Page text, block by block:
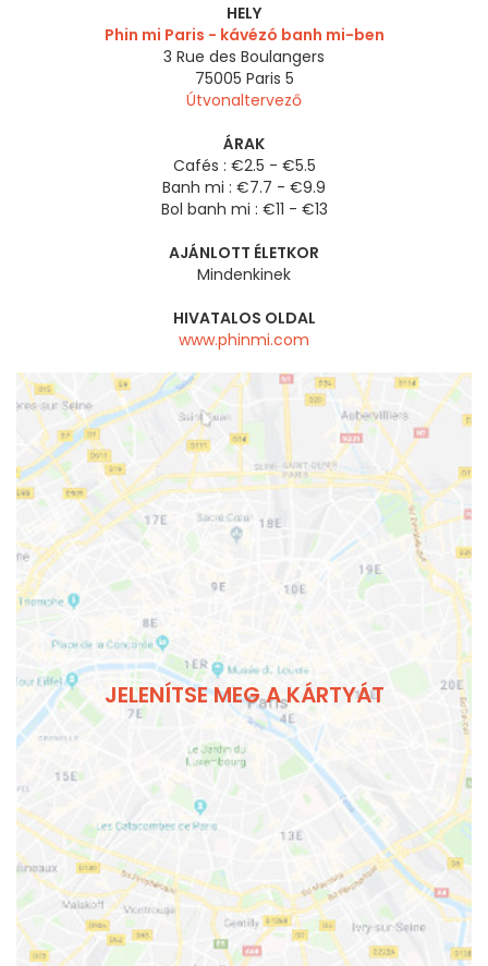
HELY
Phin mi Paris - kávézó banh mi-ben
3 Rue des Boulangers
75005 Paris 5
Útvonaltervező
ÁRAK
Cafés : €2.5 - €5.5
Banh mi : €7.7 - €9.9
Bol banh mi : €11 - €13
AJÁNLOTT ÉLETKOR
Mindenkinek
HIVATALOS OLDAL
www.phinmi.com
JELENÍTSE MEG A KÁRTYÁT